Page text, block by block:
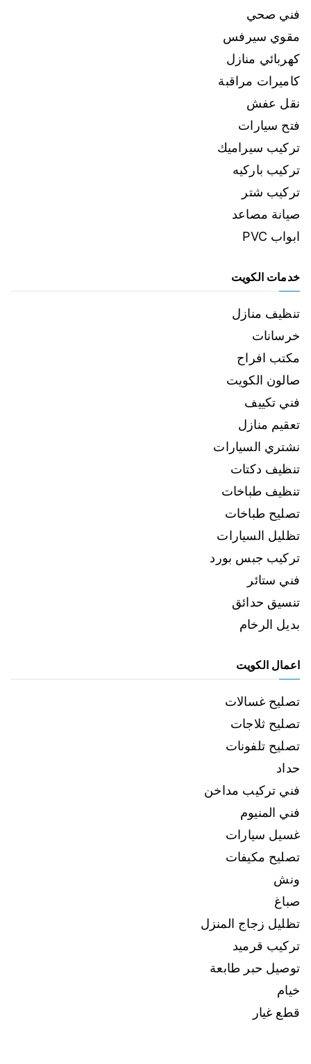
فني صحي
مقوي سيرفس
كهربائي منازل
كاميرات مراقبة
نقل عفش
فتح سيارات
تركيب سيراميك
تركيب باركيه
تركيب شتر
صيانة مصاعد
ابواب PVC
خدمات الكويت
تنظيف منازل
خرسانات
مكتب افراح
صالون الكويت
فني تكييف
تعقيم منازل
نشتري السيارات
تنظيف دكتات
تنظيف طباخات
تصليح طباخات
تظليل السيارات
تركيب جبس بورد
فني ستائر
تنسيق حدائق
بديل الرخام
اعمال الكويت
تصليح غسالات
تصليح ثلاجات
تصليح تلفونات
حداد
فني تركيب مداخن
فني المنيوم
غسيل سيارات
تصليح مكيفات
ونش
صباغ
تظليل زجاج المنزل
تركيب قرميد
توصيل حبر طابعة
خيام
قطع غيار